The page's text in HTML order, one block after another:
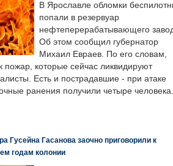
В Ярославле обломки
попали в резервуар
нефтеперерабатывающего
Об этом сообщил губернатор
Михаил Евраев. По его словам,
пожар, которые сейчас ликвидируют
Есть и пострадавшие - при атаке
ранения получили четыре человека.
Гусейна Гасанова заочно приговорили к
годам колонии